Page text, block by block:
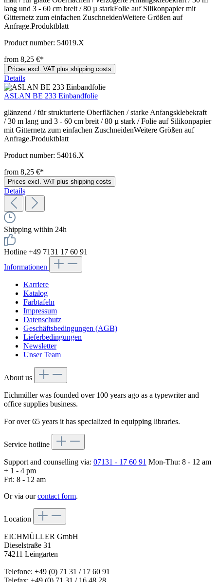
lang und 3 - 60 cm breit / 80 µ starkFolie auf Silikonpapier mit
Gitternetz zum einfachen ZuschneidenWeitere Größen auf
Anfrage.Produktblatt
Product number: 54019.X
from 8,25 €*
Prices excl. VAT plus shipping costs
Details
ASLAN BE 233 Einbandfolie
glänzend / für strukturierte Oberflächen / starke Anfangsklebekraft
/ 30 m lang und 3 - 60 cm breit / 80 µ stark / Folie auf Silikonpapier
mit Gitternetz zum einfachen ZuschneidenWeitere Größen auf
Anfrage.Produktblatt
Product number: 54016.X
from 8,25 €*
Prices excl. VAT plus shipping costs
Details
Shipping within 24h
Hotline +49 7131 17 60 91
Informationen
Karriere
Katalog
Farbtafeln
Impressum
Datenschutz
Geschäftsbedingungen (AGB)
Lieferbedingungen
Newsletter
Unser Team
About us
Eichmüller was founded over 100 years ago as a typewriter and
office supplies business.
For over 65 years it has specialized in equipping libraries.
Service hotline
Support and counselling via: 07131 - 17 60 91 Mon-Thu: 8 - 12 am
+ 1 - 4 pm
Fri: 8 - 12 am
Or via ourcontact form.
Location
EICHMÜLLER GmbH
Dieselstraße 31
74211 Leingarten
Telefone: +49 (0) 71 31 / 17 60 91